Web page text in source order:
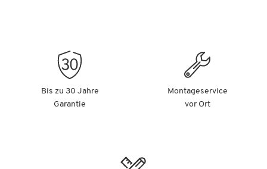
Bis zu 30 Jahre
Garantie
Montageservice
vor Ort